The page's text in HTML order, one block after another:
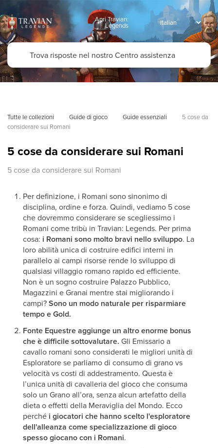
Apri Travian:
Legends
Tutte le collezioni Guide di gioco Guide essenziali
5 cose da
considerare sui Romani
5 cose da considerare sui Romani
5 cose da considerare sui Romani
Per definizione, i Romani sono sinonimo di
disciplina, ordine e forza. Quindi, vediamo 5 cose
che dovremmo considerare se scegliessimo i
Romani come tribù in Travian: Legends. Per prima
cosa: i Romani sono molto bravi nello sviluppo. La
loro abilità unica di costruire edifici interni in
parallelo ai campi risorse rende lo sviluppo di
qualsiasi villaggio romano rapido ed efficiente.
Non è un sogno costruire Palazzo Pubblico,
Magazzini e Granai mentre stai migliorando i
campi?Sono un modo naturale per risparmiare
tempo e Gold.
Fonte Equestre aggiunge un altro enorme bonus
che è difficile sottovalutare. Gli Emissario a
cavallo romani sono considerati le migliori unità di
Esploratore se parliamo di consumo di grano vs
velocità vs costi di addestramento. Questa è
l’unica unità di cavalleria del gioco che consuma
solo un Grano all’ora, senza alcun artefatto della
dieta o effetti della Meraviglia del Mondo. Ecco
perché i giocatori che hanno scelto l'esploratore
dell'alleanza come specializzazione di gioco
spesso giocano con i Romani.